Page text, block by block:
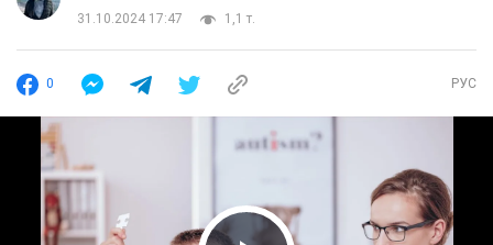
31.10.2024 17:47 1,1 т.
0 РУС